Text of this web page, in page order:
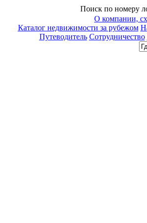
Поиск по номеру
О компании,
Каталог недвижимости за рубежом
Путеводитель Сотрудничество